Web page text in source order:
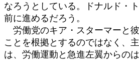
なろうとしている。ドナルド・
前に進めるだろう。
労働党のキア・スターマーと
ことを根拠とするのではなく、
は、労働運動と急進左翼からの